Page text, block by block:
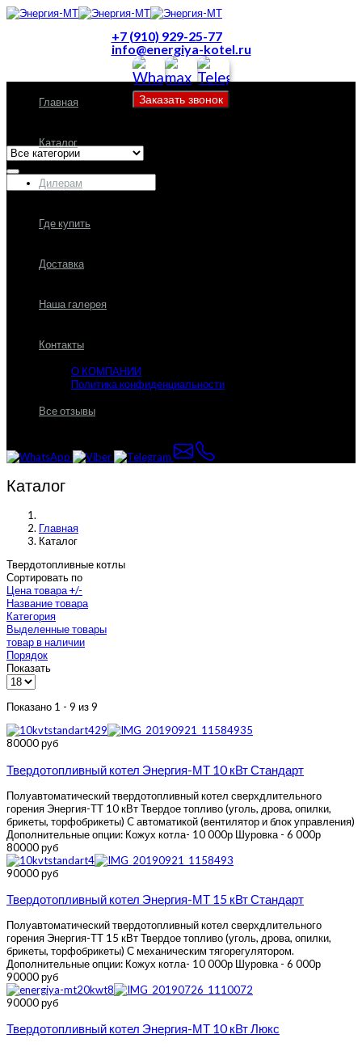
+7 (910) 929-25-77
info@energiya-kotel.ru
Главная
Каталог
Дилерам
Где купить
Доставка
Наша галерея
Контакты
О КОМПАНИИ
Политика конфиденциальности
Все отзывы
Каталог
Главная
Каталог
Твердотопливные котлы
Сортировать по
Цена товара +/-
Название товара
Категория
Выделенные товары
товар в наличии
Порядок
Показать
Показано 1 - 9 из 9
80000 руб
Твердотопливный котел Энергия-МТ 10 кВт Стандарт
Полуавтоматический твердотопливный котел сверхдлительного
горения Энергия-ТТ 10 кВт Твердое топливо (уголь, дрова, опилки,
брикеты, торфобрикеты) C автоматикой (вентилятор и блок управления)
Дополнительные опции: Кожух котла- 10 000р Шуровка - 6 000р
80000 руб
90000 руб
Твердотопливный котел Энергия-МТ 15 кВт Стандарт
Полуавтоматический твердотопливный котел сверхдлительного
горения Энергия-ТТ 15 кВт Твердое топливо (уголь, дрова, опилки,
брикеты, торфобрикеты) С механическим тягорегулятором.
Дополнительные опции: Кожух котла- 10 000р Шуровка - 6 000р
90000 руб
90000 руб
Твердотопливный котел Энергия-МТ 10 кВт Люкс